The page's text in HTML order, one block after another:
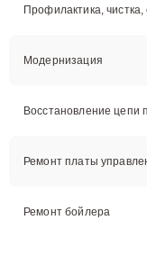
Профилактика, чистка,
Модернизация
Восстановление цепи
Ремонт платы
Ремонт бойлера